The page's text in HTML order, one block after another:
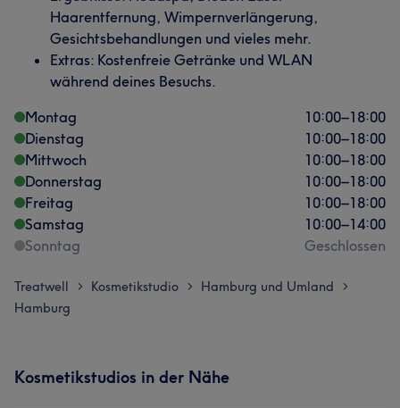
Haarentfernung, Wimpernverlängerung,
Gesichtsbehandlungen und vieles mehr.
Extras: Kostenfreie Getränke und WLAN
während deines Besuchs.
Montag
10:00–18:00
Dienstag
10:00–18:00
Mittwoch
10:00–18:00
Donnerstag
10:00–18:00
Freitag
10:00–18:00
Samstag
10:00–14:00
Sonntag
Geschlossen
Treatwell > Kosmetikstudio > Hamburg und Umland >
Hamburg
Kosmetikstudios in der Nähe